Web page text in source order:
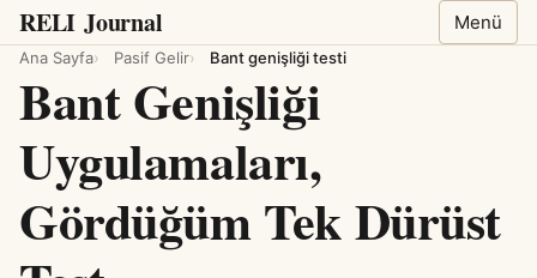
RELI Journal Menü
Ana Sayfa Pasif Gelir Bant genişliği testi
Bant Genişliği
Uygulamaları,
Gördüğüm Tek Dürüst